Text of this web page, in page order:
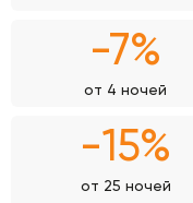
-7%
от 4 ночей
-15%
от 25 ночей